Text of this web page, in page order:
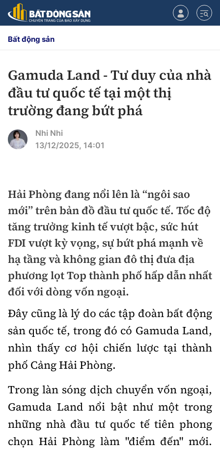
CHUYÊN MỤC
Chính sách
Quy hoạch hạ tầng
Nhà đầu tư
Doanh nghiệp
Doanh nhân
Thị trường
Điểm tin
Mua bán
Giới thiệu dự án
Dự án
Chung cư
Đất nền
Nhà ở xã hội
Góc cư dân
Nội thất - ngoại thất
Xu hướng tiêu dùng
Nhà đẹp
Kiến trúc phong thủy
Tư vấn
Video
Multimedia
Photo
Sách Vận tải Sách Nhà thầu
Bất động sản
Gamuda Land - Tư duy của nhà
đầu tư quốc tế tại một thị
trường đang bứt phá
Nhi Nhi
13/12/2025, 14:01
Hải Phòng đang nổi lên là “ngôi sao
mới” trên bản đồ đầu tư quốc tế. Tốc độ
tăng trưởng kinh tế vượt bậc, sức hút
FDI vượt kỳ vọng, sự bứt phá mạnh về
hạ tầng và không gian đô thị đưa địa
phương lọt Top thành phố hấp dẫn nhất
đối với dòng vốn ngoại.
Đây cũng là lý do các tập đoàn bất động
sản quốc tế, trong đó có Gamuda Land,
nhìn thấy cơ hội chiến lược tại thành
phố Cảng Hải Phòng.
Trong làn sóng dịch chuyển vốn ngoại,
Gamuda Land nổi bật như một trong
những nhà đầu tư quốc tế tiên phong
chọn Hải Phòng làm "điểm đến" mới.